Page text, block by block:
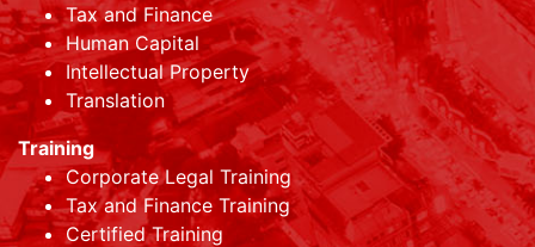
Tax and Finance
Human Capital
Intellectual Property
Translation
Training
Corporate Legal Training
Tax and Finance Training
Certified Training